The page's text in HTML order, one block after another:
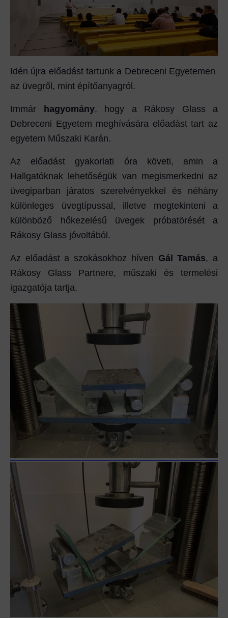
Idén újra előadást tartunk a Debreceni Egyetemen
az üvegről, mint építőanyagról.
Immár hagyomány, hogy a Rákosy Glass a
Debreceni Egyetem meghívására előadást tart az
egyetem Műszaki Karán.
Az előadást gyakorlati óra követi, amin a
Hallgatóknak lehetőségük van megismerkedni az
üvegiparban járatos szerelvényekkel és néhány
különleges üvegtípussal, illetve megtekinteni a
különböző hőkezelésű üvegek próbatörését a
Rákosy Glass jóvoltából.
Az előadást a szokásokhoz híven Gál Tamás, a
Rákosy Glass Partnere, műszaki és termelési
igazgatója tartja.